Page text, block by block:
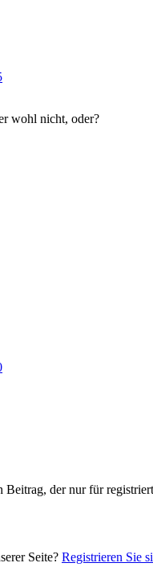
wohl nicht, oder?
Beitrag, der nur für
Seite? Registrieren Sie